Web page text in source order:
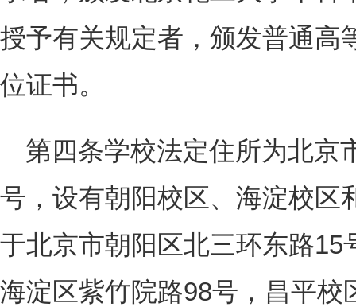
授予有关规定者，颁发普通高
位证书。
第四条学校法定住所为北京
号，设有朝阳校区、海淀校区
于北京市朝阳区北三环东路15
海淀区紫竹院路98号，昌平校